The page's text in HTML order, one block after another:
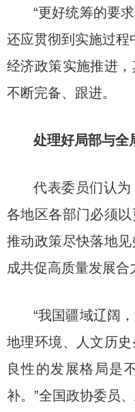
“更好统筹的要
还应贯彻到实施过程
经济政策实施推进
不断完备、跟进。
处理好局部与全
代表委员们认为
各地区各部门必须
推动政策尽快落地
成共促高质量发展合
“我国疆域辽阔
地理环境、人文历
良性的发展格局是
补。”全国政协委员